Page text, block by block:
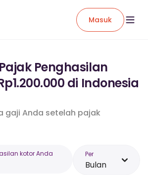
Masuk
Penghasilan
di Indonesia
gaji Anda setelah pajak
kotor Anda Per
Bulan